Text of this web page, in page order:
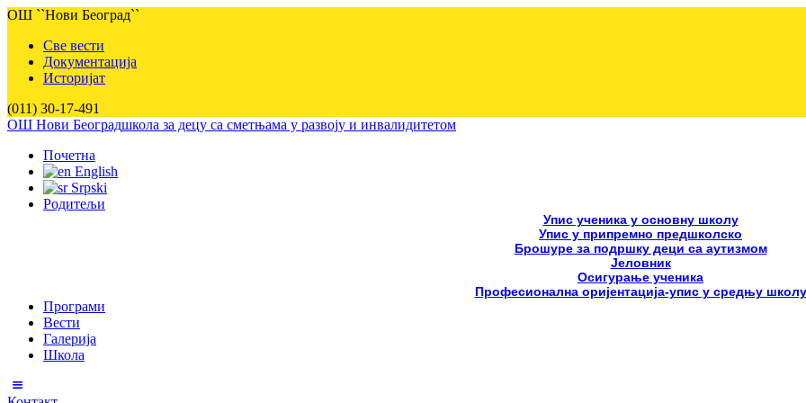
ОШ ``Нови Београд``
Све вести
Документација
Историјат
(011) 30-17-491
ОШ Нови Београдшкола за децу са сметњама у развоју и инвалидитетом
Почетна
English
Srpski
Родитељи
Упис ученика у основну школу
Упис у припремно предшколско
Брошуре за подршку деци са аутизмом
Јеловник
Осигурање ученика
Професионална оријентација-упис у средњу школу
Програми
Вести
Галерија
Школа